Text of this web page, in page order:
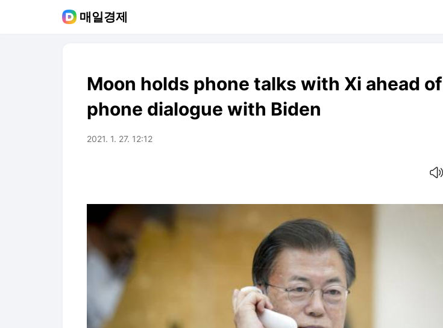
매일경제
Moon holds phone talks with Xi ahead of
phone dialogue with Biden
2021. 1. 27. 12:12